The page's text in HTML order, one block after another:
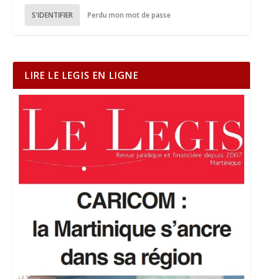
S'IDENTIFIER Perdu mon mot de passe
LIRE LE LEGIS EN LIGNE